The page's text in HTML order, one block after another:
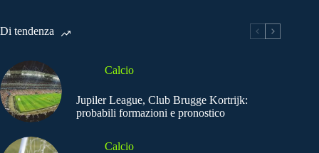
Di tendenza
Calcio
Jupiler League, Club Brugge Kortrijk:
probabili formazioni e pronostico
Calcio